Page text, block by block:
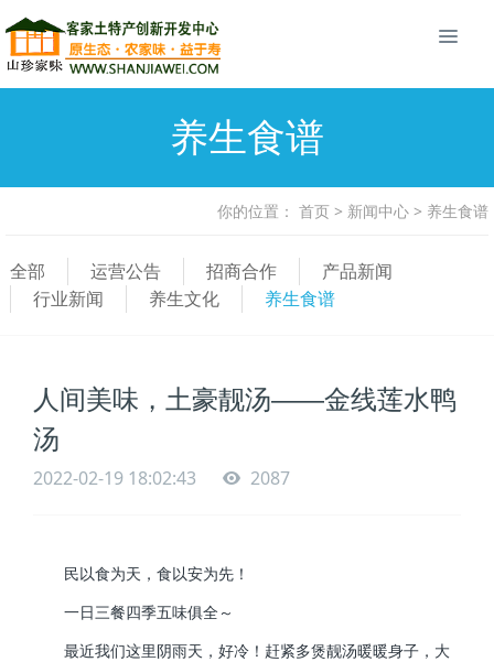
养生食谱
你的位置： 首页 > 新闻中心 > 养生食谱
全部 运营公告 招商合作
产品新闻
行业新闻
养生文化 养生食谱
人间美味，土豪靓汤——金线莲水鸭
汤
2022-02-19 18:02:43 2087
民以食为天，食以安为先！
一日三餐四季五味俱全～
最近我们这里阴雨天，好冷！赶紧多煲靓汤暖暖身子，大